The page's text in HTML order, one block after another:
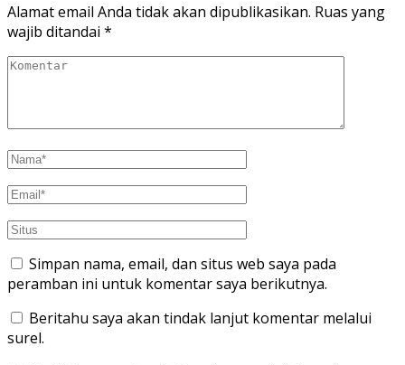
Alamat email Anda tidak akan dipublikasikan. Ruas yang
wajib ditandai *
Simpan nama, email, dan situs web saya pada
peramban ini untuk komentar saya berikutnya.
Beritahu saya akan tindak lanjut komentar melalui
surel.